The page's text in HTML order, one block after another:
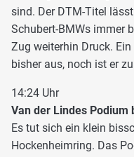
sind. Der DTM-Titel
Schubert-BMWs immer
Zug weiterhin Druck.
bisher aus, noch ist er
14:24 Uhr
Van der Lindes Podium
Es tut sich ein klein
Hockenheimring. Das